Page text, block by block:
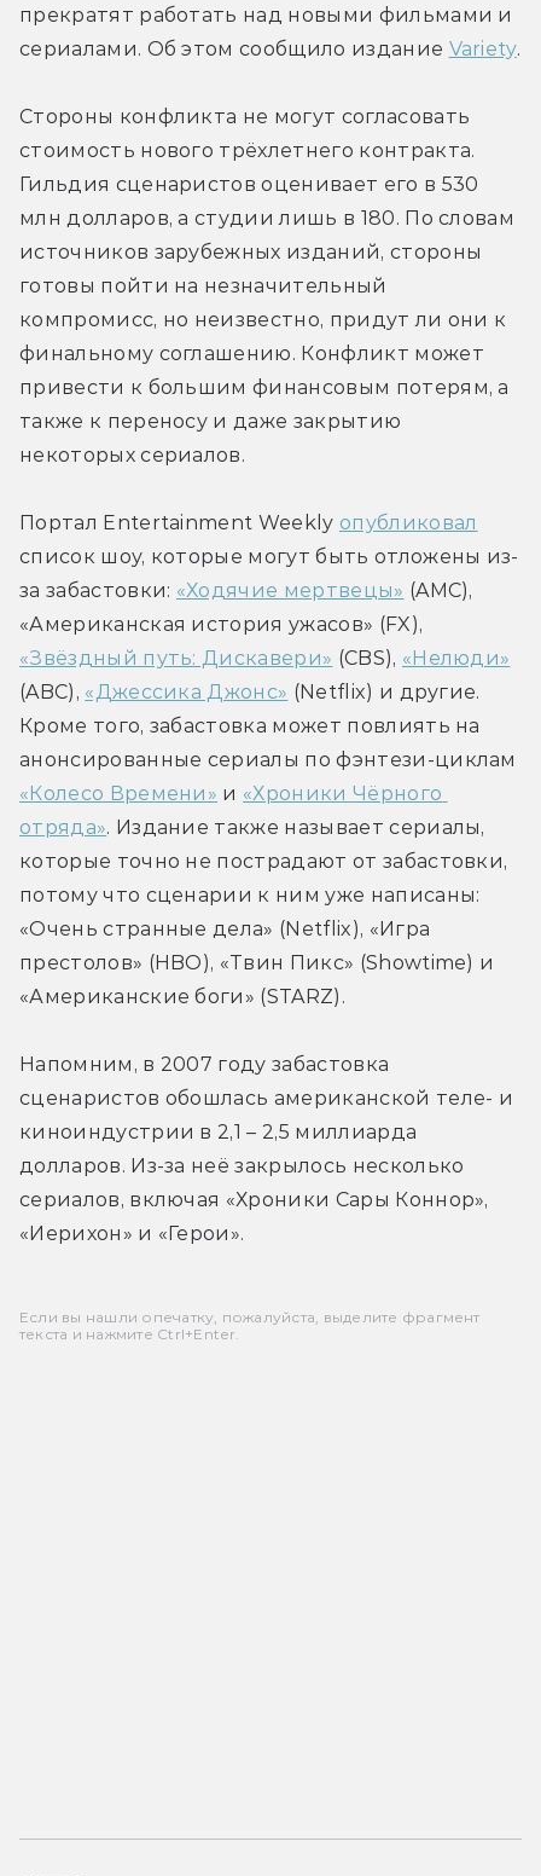
прекратят работать над новыми фильмами и
сериалами. Об этом сообщило издание Variety.
Стороны конфликта не могут согласовать
стоимость нового трёхлетнего контракта.
Гильдия сценаристов оценивает его в 530
млн долларов, а студии лишь в 180. По словам
источников зарубежных изданий, стороны
готовы пойти на незначительный
компромисс, но неизвестно, придут ли они к
финальному соглашению. Конфликт может
привести к большим финансовым потерям, а
также к переносу и даже закрытию
некоторых сериалов.
Портал Entertainment Weekly опубликовал
список шоу, которые могут быть отложены из-
за забастовки: «Ходячие мертвецы» (AMC),
«Звёздный путь: Дискавери» (CBS), «Нелюди»
(ABC), «Джессика Джонс» (Netflix) и другие.
Кроме того, забастовка может повлиять на
«Колесо Времени» и «Хроники Чёрного
отряда». Издание также называет сериалы,
которые точно не пострадают от забастовки,
потому что сценарии к ним уже написаны:
«Очень странные дела» (Netflix), «Игра
престолов» (HBO), «Твин Пикс» (Showtime) и
«Американские боги» (STARZ).
Напомним, в 2007 году забастовка
сценаристов обошлась американской теле- и
киноиндустрии в 2,1 – 2,5 миллиарда
долларов. Из-за неё закрылось несколько
сериалов, включая «Хроники Сары Коннор»,
«Иерихон» и «Герои».
Если вы нашли опечатку, пожалуйста, выделите фрагмент
текста и нажмите Ctrl+Enter.